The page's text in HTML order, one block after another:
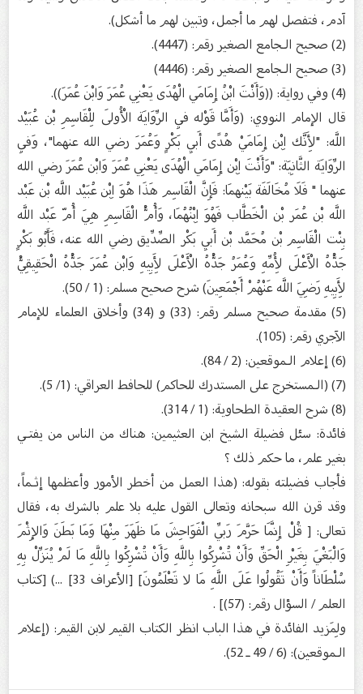
آدم، فتفصل لهم ما أجمل، وتبين لهم ما أشكل).
(2) صحيح الـجامع الصغير رقم: (4447).
(3) صحيح الـجامع الصغير رقم: (4446)
(4) وفي رواية: ((وَأَنْتَ ابْنُ إِمَامَي الْهُدَى يَعْنِي عُمَرَ وَابْنَ عُمَرَ)).
قال الإمام النووي: (وَأَمَّا قَوْله فِي الرِّوَايَة الْأُولَى لِلْقَاسِمِ بْن عُبَيْد
اللَّه: "لِأَنَّك اِبْن إِمَامَيْ هُدًى أَبِي بَكْرٍ وَعُمَرَ رضي الله عنهما"، وَفِي
الرِّوَايَة الثَّانِيَة: "وَأَنْتَ اِبْن إِمَامَي الْهُدَى يَعْنِي عُمَرَ وَابْن عُمَرَ رضي الله
عنهما " فَلَا مُخَالَفَة بَيْنهمَا: فَإِنَّ الْقَاسِم هَذَا هُوَ اِبْن عُبَيْد اللَّه بْن عَبْد
اللَّه بْن عُمَر بْن الْخَطَّاب فَهُوَ اِبْنُهُمَا، وَأُمُّ الْقَاسِمِ هِيَ أُمّ عَبْد اللَّه
بِنْت الْقَاسِم بْن مُحَمَّد بْن أَبِي بَكْر الصِّدِّيق رضي الله عنه، فَأَبُو بَكْرٍ
جَدُّهُ الْأَعْلَى لِأُمِّهِ وَعُمَرُ جَدُّهُ الْأَعْلَى لِأَبِيهِ وَابْن عُمَرَ جَدُّهُ الْحَقِيقِيُّ
لِأَبِيهِ رَضِيَ اللَّه عَنْهُمْ أَجْمَعِينَ) شرح صحيح مسلم: (1 / 50).
(5) مقدمة صحيح مسلم رقم: (33) و (34) وأخلاق العلماء للإمام
الآجري رقم: (105).
(6) إعلام الـموقعين: (2 / 84).
(7) (الـمستخرج على المستدرك للحاكم) للحافط العراقي: (1/ 5).
(8) شرح العقيدة الطحاوية: (1 / 314).
فائدة: سئل فضيلة الشيخ ابن العثيمين: هناك من الناس من يفتـي
بغير علم، ما حكم ذلك ؟
فأجاب فضيلته بقوله: (هذا العمل من أخطر الأمور وأعظمها إثـماً،
وقد قرن الله سبحانه وتعالى القول عليه بلا علم بالشرك به، فقال
تعالى: [ قُلْ إِنَّمَا حَرَّمَ رَبِّي الْفَوَاحِشَ مَا ظَهَرَ مِنْهَا وَمَا بَطَنَ وَالإِثْمَ
وَالْبَغْيَ بِغَيْرِ الْحَقِّ وَأَنْ تُشْرِكُوا بِاللَّهِ وَأَنْ تُشْرِكُوا بِاللَّهِ مَا لَمْ يُنَزِّلْ بِهِ
سُلْطَاناً وَأَنْ تَقُولُوا عَلَى اللَّهِ مَا لا تَعْلَمُونَ] [الأعراف 33] ...) [كتاب
العلم / السؤال رقم: (57)] .
ولِمَزيد الفائدة في هذا الباب انظر الكتاب القيم لابن القيم: (إعلام
الـموقعين): (6 / 49 ـ 52).